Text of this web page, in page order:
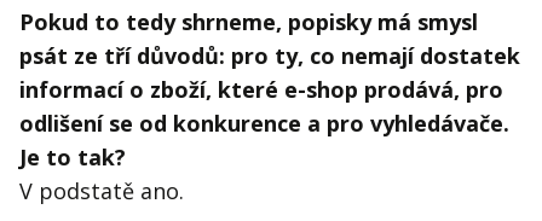
Pokud to tedy shrneme, popisky má smysl
psát ze tří důvodů: pro ty, co nemají dostatek
informací o zboží, které e-shop prodává, pro
odlišení se od konkurence a pro vyhledávače.
Je to tak?
V podstatě ano.